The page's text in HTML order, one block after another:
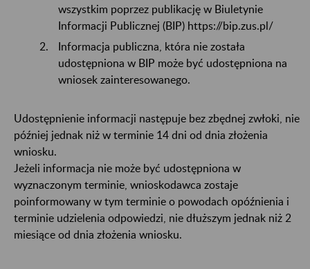
wszystkim poprzez publikację w Biuletynie
Informacji Publicznej (BIP) https://bip.zus.pl/
Informacja publiczna, która nie została
udostępniona w BIP może być udostępniona na
wniosek zainteresowanego.
Udostępnienie informacji następuje bez zbędnej zwłoki, nie
później jednak niż w terminie 14 dni od dnia złożenia
wniosku.
Jeżeli informacja nie może być udostępniona w
wyznaczonym terminie, wnioskodawca zostaje
poinformowany w tym terminie o powodach opóźnienia i
terminie udzielenia odpowiedzi, nie dłuższym jednak niż 2
miesiące od dnia złożenia wniosku.